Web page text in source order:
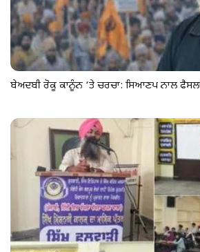
ਬੇਅਦਬੀ ਰੋਕੂ ਕਾਨੂੰਨ ‘ਤੇ ਚਰਚਾ: ਸਿਆਣਪ ਨਾਲ